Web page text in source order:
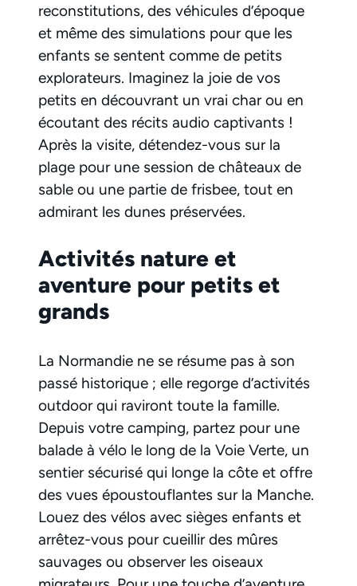
reconstitutions, des véhicules d’époque
et même des simulations pour que les
enfants se sentent comme de petits
explorateurs. Imaginez la joie de vos
petits en découvrant un vrai char ou en
écoutant des récits audio captivants !
Après la visite, détendez-vous sur la
plage pour une session de châteaux de
sable ou une partie de frisbee, tout en
admirant les dunes préservées.
Activités nature et
aventure pour petits et
grands
La Normandie ne se résume pas à son
passé historique ; elle regorge d’activités
outdoor qui raviront toute la famille.
Depuis votre camping, partez pour une
balade à vélo le long de la Voie Verte, un
sentier sécurisé qui longe la côte et offre
des vues époustouflantes sur la Manche.
Louez des vélos avec sièges enfants et
arrêtez-vous pour cueillir des mûres
sauvages ou observer les oiseaux